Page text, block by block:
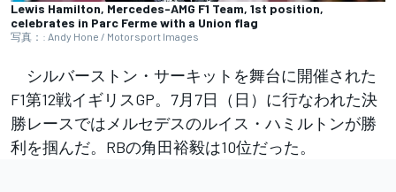
Lewis Hamilton, Mercedes-AMG F1 Team, 1st position,
celebrates in Parc Ferme with a Union flag
写真：: Andy Hone / Motorsport Images
シルバーストン・サーキットを舞台に開催された
F1第12戦イギリスGP。7月7日（日）に行なわれた決
勝レースではメルセデスのルイス・ハミルトンが勝
利を掴んだ。RBの角田裕毅は10位だった。